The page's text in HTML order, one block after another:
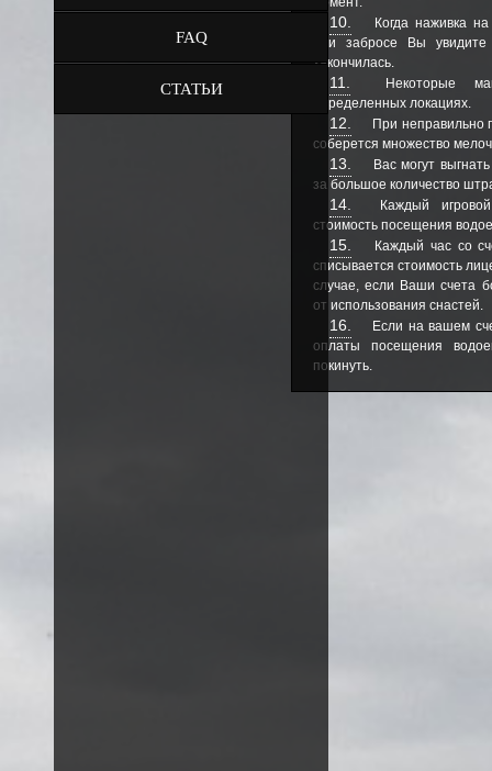
10.
Когда наживка
при забросе Вы
закончилась.
11.
Некоторые
определенных локациях.
12.
При неправильно
соберется множество
13.
Вас могут
за большое количество
14.
Каждый
стоимость посещения
15.
Каждый час со
списывается стоимость
случае, если Ваши счета
от использования снастей.
16.
Если на вашем
оплаты посещения
покинуть.
FAQ
СТАТЬИ